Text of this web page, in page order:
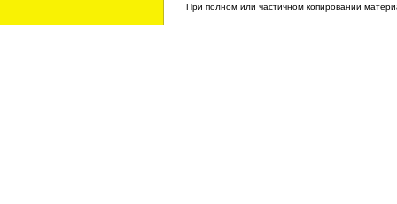
При полном или частичном копировании